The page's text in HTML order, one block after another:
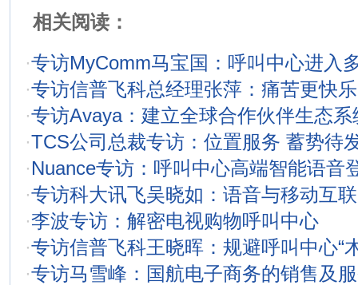
相关阅读：
·专访MyComm马宝国：呼叫中心进入
·专访信普飞科总经理张萍：痛苦更快
·专访Avaya：建立全球合作伙伴生态
·TCS公司总裁专访：位置服务 蓄势待
·Nuance专访：呼叫中心高端智能语音
·专访科大讯飞吴晓如：语音与移动互
·李波专访：解密电视购物呼叫中心
·专访信普飞科王晓晖：规避呼叫中心“
·专访马雪峰：国航电子商务的销售及